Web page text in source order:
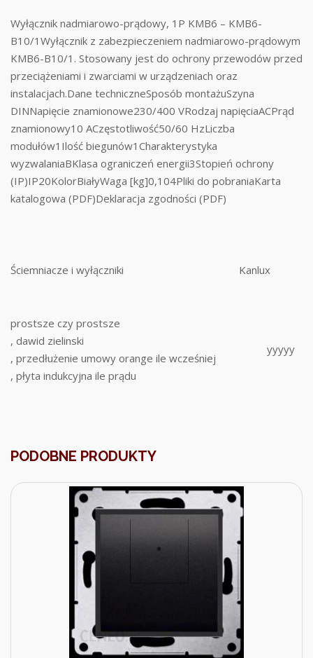
Wyłącznik nadmiarowo-prądowy, 1P KMB6 – KMB6-
B10/1Wyłącznik z zabezpieczeniem nadmiarowo-prądowym
KMB6-B10/1. Stosowany jest do ochrony przewodów przed
przeciążeniami i zwarciami w urządzeniach oraz
instalacjach.Dane techniczneSposób montażuSzyna
DINNapięcie znamionowe230/400 VRodzaj napięciaACPrąd
znamionowy10 ACzęstotliwość50/60 HzLiczba
modułów1Ilość biegunów1Charakterystyka
wyzwalaniaBKlasa ograniczeń energii3Stopień ochrony
(IP)IP20KolorBiałyWaga [kg]0,104Pliki do pobraniaKarta
katalogowa (PDF)Deklaracja zgodności (PDF)
Ściemniacze i wyłączniki Kanlux
prostsze czy prostsze
, dawid zielinski
, przedłużenie umowy orange ile wcześniej
, płyta indukcyjna ile prądu
yyyyy
PODOBNE PRODUKTY